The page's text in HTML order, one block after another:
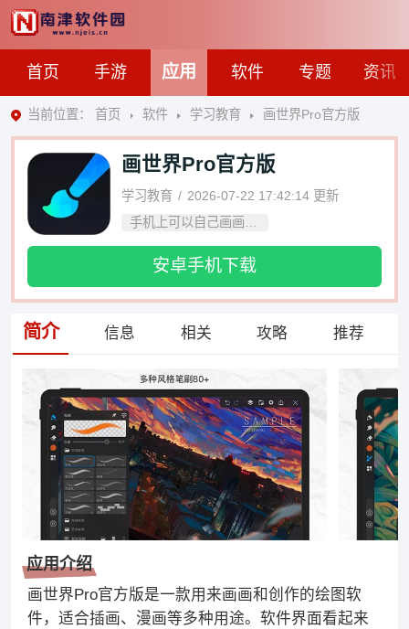
首页 手游 应用 软件 专题 资讯
当前位置： 首页 软件 学习教育 画世界Pro官方版
画世界Pro官方版
学习教育 2026-07-22 17:42:14更新
安卓手机下载
简介 信息 相关 攻略 推荐
应用介绍
画世界Pro官方版是一款用来画画和创作的绘图软
件，适合插画、漫画等多种用途。软件界面看起来